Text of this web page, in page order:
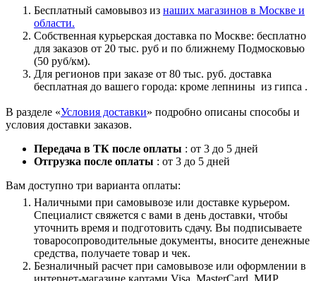
Бесплатный самовывоз из наших магазинов в Москве и
области.
Собственная курьерская доставка по Москве: бесплатно
для заказов от 20 тыс. руб и по ближнему Подмосковью
(50 руб/км).
Для регионов при заказе от 80 тыс. руб. доставка
бесплатная до вашего города: кроме лепнины из гипса .
В разделе «Условия доставки» подробно описаны способы и
условия доставки заказов.
Передача в ТК после оплаты : от 3 до 5 дней
Отгрузка после оплаты : от 3 до 5 дней
Вам доступно три варианта оплаты:
Наличными при самовывозе или доставке курьером.
Специалист свяжется с вами в день доставки, чтобы
уточнить время и подготовить сдачу. Вы подписываете
товаросопроводительные документы, вносите денежные
средства, получаете товар и чек.
Безналичный расчет при самовывозе или оформлении в
интернет-магазине картами Visa, MasterCard, МИР.